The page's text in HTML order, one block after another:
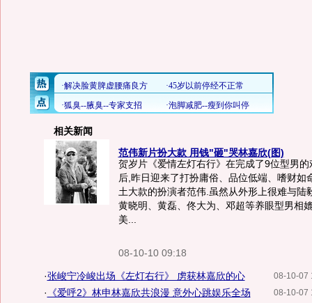
相关新闻
范伟新片扮大款 用钱"砸"哭林嘉欣(图)
贺岁片《爱情左灯右行》在完成了9位型男的
后,昨日迎来了打扮庸俗、品位低端、嗜财如
土大款的扮演者范伟.虽然从外形上很难与陆
黄晓明、黄磊、佟大为、邓超等养眼型男相
美...
08-10-10 09:18
08-10-07
·张峻宁冷峻出场《左灯右行》 虏获林嘉欣的心
08-10-07
· 《爱呼2》林申林嘉欣共浪漫 意外心跳娱乐全场